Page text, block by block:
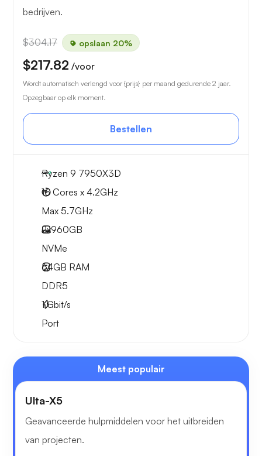
bedrijven.
$304.17 opslaan 20%
$217.82 /voor
Wordt automatisch verlengd voor {prijs} per maand gedurende 2 jaar.
Opzegbaar op elk moment.
Bestellen
Ryzen 9 7950X3D
16 Cores x 4.2GHz
Max 5.7GHz
2x960GB
NVMe
64GB RAM
DDR5
1Gbit/s
Port
Meest populair
Ulta-X5
Geavanceerde hulpmiddelen voor het uitbreiden
van projecten.